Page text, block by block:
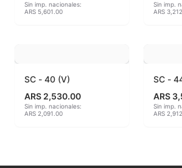
MAYCO DUNCAN ACCESSORIES
MAYCO DUNCAN FRENCH
MAYCO E & E CHUNKIES
Sin imp. nacionales:
ARS 5,601.00
Sin imp.
ARS
SC - 40 (V)
ARS 2,530.00
Sin imp. nacionales:
ARS 2,091.00
SC -
ARS
Sin imp.
ARS